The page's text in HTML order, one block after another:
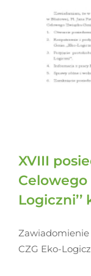
XVIII
Celowego
CZG Eko-